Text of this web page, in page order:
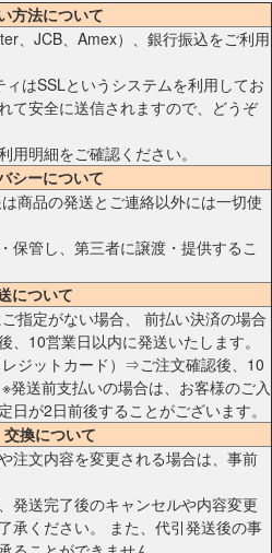
方法について
、JCB、Amex）、銀行振込をご利用
はSSLというシステムを利用してお
て安全に送信されますので、どうぞ
用明細をご確認ください。
シーについて
商品の発送とご連絡以外には一切使
保管し、第三者に譲渡・提供するこ
について
指定がない場合、 前払い決済の場合
、10営業日以内に発送いたします。
ジットカード）⇒ご注文確認後、10
発送前支払いの場合は、お客様のご入
が2日前後することがございます。
換について
注文内容を変更される場合は、事前
発送完了後のキャンセルや内容変更
承ください。 また、代引発送後の事